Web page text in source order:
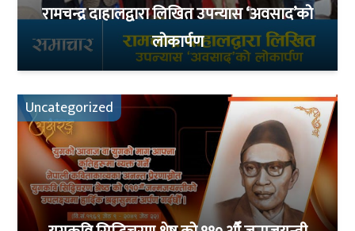
रामचन्द्र दाहालद्वारा लिखित उपन्यास ‘अवसाद’को
लोकार्पण
Uncategorized